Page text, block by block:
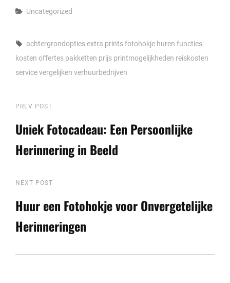
Categories
Uncategorized
Tags,
achtergrondoptiesextra printsfotohokje huren functies
kosten offertes pakketten prijs printmogelijkheden reiskosten
servicevergelijken verhuurbedrijven
Berichtnavigatie
Previous
Post
PREV POST
Uniek Fotocadeau: Een Persoonlijke
Herinnering in Beeld
Next
Post
NEXT POST
Huur een Fotohokje voor Onvergetelijke
Herinneringen